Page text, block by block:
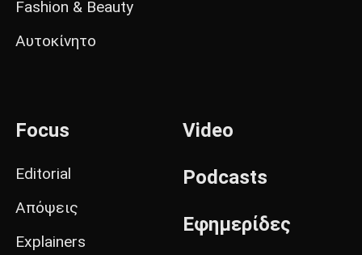
Fashion & Beauty
Αυτοκίνητο
Focus
Editorial
Απόψεις
Explainers
Video
Podcasts
Εφημερίδες